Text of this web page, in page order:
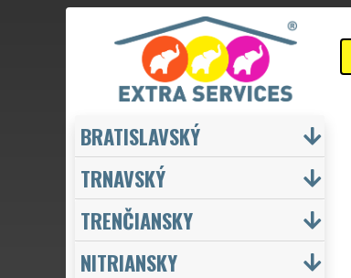
BRATISLAVSKÝ
TRNAVSKÝ
TRENČIANSKY
NITRIANSKY